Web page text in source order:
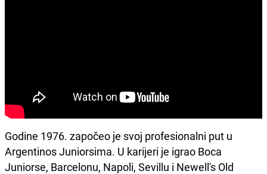
Godine 1976. započeo je svoj profesionalni put u
Argentinos Juniorsima. U karijeri je igrao Boca
Juniorse, Barcelonu, Napoli, Sevillu i Newell's Old